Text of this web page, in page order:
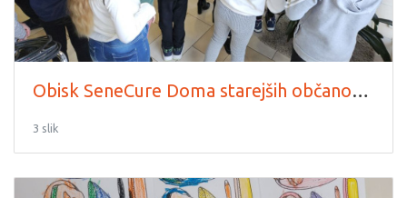
Obisk SeneCure Doma starejših občanov Radenci
3 slik